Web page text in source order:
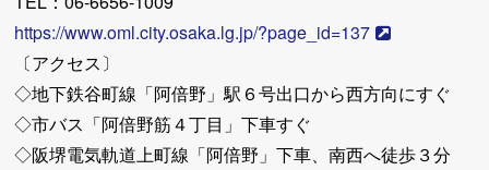
https://www.oml.city.osaka.lg.jp/?page_id=137
〔アクセス〕
◇地下鉄谷町線「阿倍野」駅６号出口から西方向にすぐ
◇市バス「阿倍野筋４丁目」下車すぐ
◇阪堺電気軌道上町線「阿倍野」下車、南西へ徒歩３分